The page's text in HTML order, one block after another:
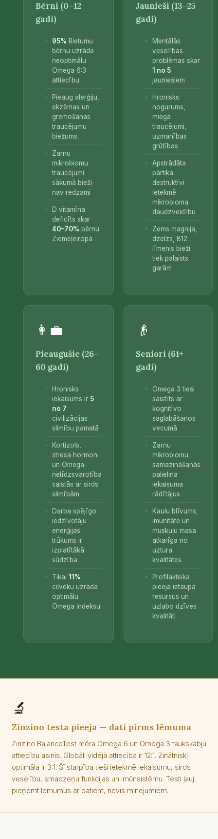
Bērni (0–12
gadi)
95% Rietumu
bērnu uzrāda
neoptimālu
Omega 6:3
attiecību
Pieaug alerģiju,
ekzēmas un
gremošanas
traucējumu
biežums
Zarnu
mikrobiomu
traucējumi
sākumā bieži
nav redzami
D vitamīna
deficīts skar
40–70% bērnu
Ziemeļeiropā
Jaunieši (13–25
gadi)
Mentālās
veselības
problēmas skar
1 no 5
jauniešiem
Hronisks
nogurums,
miega
traucējumi,
uzmanības
grūtības
Apstrādāta
pārtika
destruktīvi
ietekmē
mikrobioma
daudzveidību
Zems magnija,
dzelzs, B12
līmenis bieži
tiek palaists
garām
👩‍💼
Pieaugušie (26–
60 gadi)
Hronisks
iekaisums ir 5
no 7
civilizācijas
slimību pamatā
Kortizols,
stresa hormoni
un Omega
nelīdzsvarotība
saistās ar sirds
slimībām
Darba spējīgo
iedzīvotāju
enerģijas
trūkums ir
izplatītākā
sūdzība
Tikai 11%
cilvēku uzrāda
optimālu
Omega indeksu
👴
Seniori (61+
gadi)
Omega 3 tieši
saistīts ar
kognitīvo
saglabāšanos
vecumā
Zarnu
mikrobiomu
samazināšanās
palielina
iekaisuma
rādītājus
Kaulu blīvums,
imunitāte un
muskuļu masa
atkarīga no
uztura
kvalitātes
Profilaktiska
pieeja ietaupa
resursus un
uzlabo dzīves
kvalitāti
🔬
Zinzino testa pieeja — dati pirms lēmuma
Zinzino BalanceTest mēra Omega 6 un Omega 3 taukskābju
attiecību asinīs. Globāli vidējā attiecība ir 12:1. Zinātniski
optimāla ir 3:1. Šī starpība tieši ietekmē iekaisumu, sirds
veselību, smadzeņu funkcijas un imūnsistēmu. Testi ļauj
pieņemt lēmumus ar datiem, nevis minējumiem.